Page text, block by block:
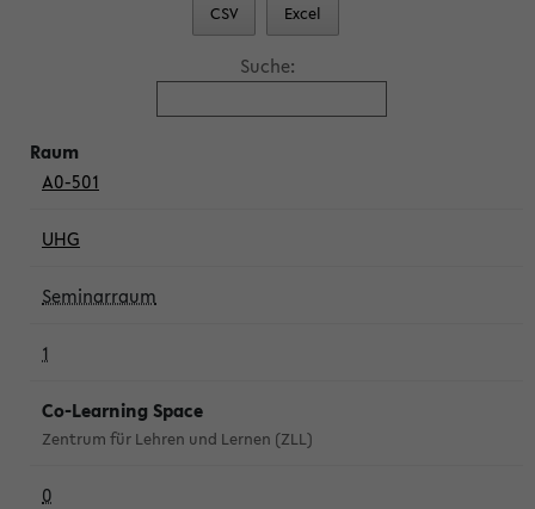
CSV Excel
Suche:
A0-501
UHG
Seminarraum
1
Co-Learning Space
Zentrum für Lehren und Lernen (ZLL)
0